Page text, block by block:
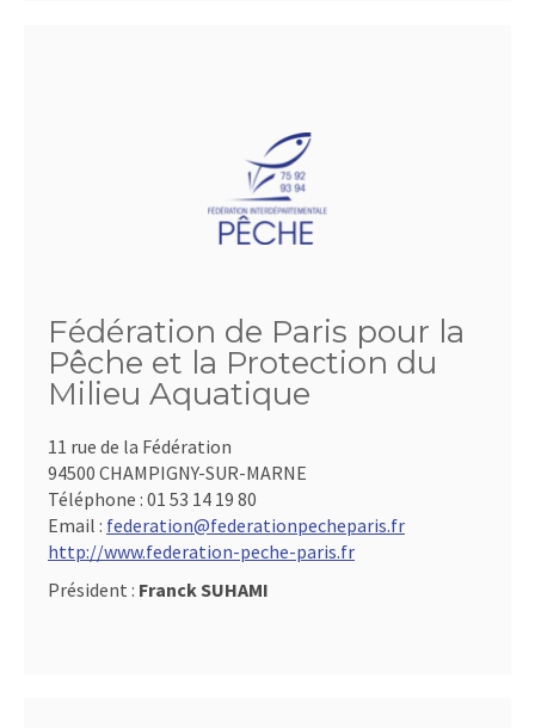
Fédération de Paris pour la
Pêche et la Protection du
Milieu Aquatique
11 rue de la Fédération
94500 CHAMPIGNY-SUR-MARNE
Téléphone : 01 53 14 19 80
Email : federation@federationpecheparis.fr
http://www.federation-peche-paris.fr
Président : Franck SUHAMI